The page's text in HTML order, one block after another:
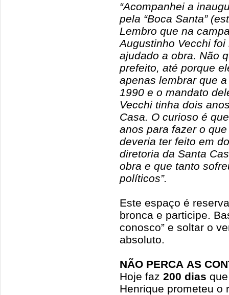
“Acompanhei a
pela “Boca Santa”
Lembro que na
Augustinho Vecchi
ajudado a obra. Não
prefeito, até porque
apenas lembrar que
1990 e o mandato
Vecchi tinha dois
Casa. O curioso é
anos para fazer o
deveria ter feito em
diretoria da Santa
obra e que tanto
políticos”.
Este espaço é
bronca e participe.
conosco” e soltar o
absoluto.
NÃO PERCA AS
Hoje faz 200 dias
Henrique prometeu